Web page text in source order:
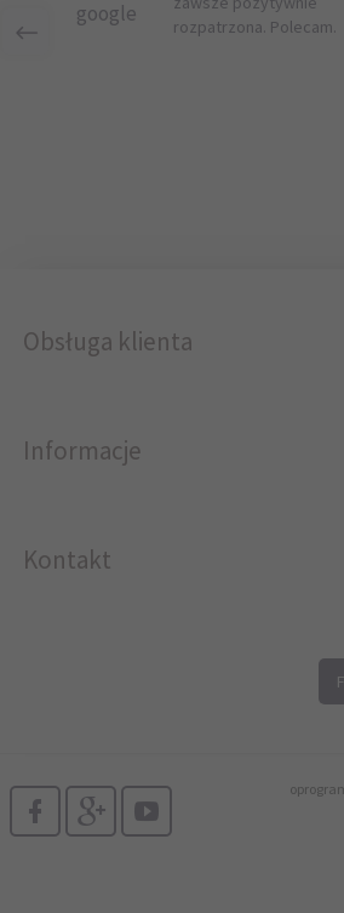
google
rozpatrzona. Polecam.
Obsługa klienta
Informacje
Kontakt